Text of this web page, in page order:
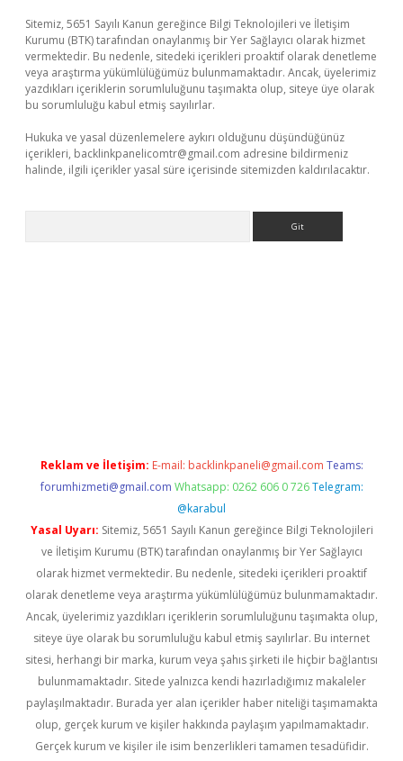
Sitemiz, 5651 Sayılı Kanun gereğince Bilgi Teknolojileri ve İletişim
Kurumu (BTK) tarafından onaylanmış bir Yer Sağlayıcı olarak hizmet
vermektedir. Bu nedenle, sitedeki içerikleri proaktif olarak denetleme
veya araştırma yükümlülüğümüz bulunmamaktadır. Ancak, üyelerimiz
yazdıkları içeriklerin sorumluluğunu taşımakta olup, siteye üye olarak
bu sorumluluğu kabul etmiş sayılırlar.
Hukuka ve yasal düzenlemelere aykırı olduğunu düşündüğünüz
içerikleri, backlinkpanelicomtr@gmail.com adresine bildirmeniz
halinde, ilgili içerikler yasal süre içerisinde sitemizden kaldırılacaktır.
Reklam ve İletişim: E-mail: backlinkpaneli@gmail.com Teams:
forumhizmeti@gmail.com Whatsapp: 0262 606 0 726 Telegram:
@karabul
Yasal Uyarı: Sitemiz, 5651 Sayılı Kanun gereğince Bilgi Teknolojileri
ve İletişim Kurumu (BTK) tarafından onaylanmış bir Yer Sağlayıcı
olarak hizmet vermektedir. Bu nedenle, sitedeki içerikleri proaktif
olarak denetleme veya araştırma yükümlülüğümüz bulunmamaktadır.
Ancak, üyelerimiz yazdıkları içeriklerin sorumluluğunu taşımakta olup,
siteye üye olarak bu sorumluluğu kabul etmiş sayılırlar. Bu internet
sitesi, herhangi bir marka, kurum veya şahıs şirketi ile hiçbir bağlantısı
bulunmamaktadır. Sitede yalnızca kendi hazırladığımız makaleler
paylaşılmaktadır. Burada yer alan içerikler haber niteliği taşımamakta
olup, gerçek kurum ve kişiler hakkında paylaşım yapılmamaktadır.
Gerçek kurum ve kişiler ile isim benzerlikleri tamamen tesadüfidir.